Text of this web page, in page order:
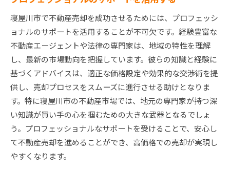
寝屋川市で不動産売却を成功させるためには、プロフェッシ
ョナルのサポートを活用することが不可欠です。経験豊富な
不動産エージェントや法律の専門家は、地域の特性を理解
し、最新の市場動向を把握しています。彼らの知識と経験に
基づくアドバイスは、適正な価格設定や効果的な交渉術を提
供し、売却プロセスをスムーズに進行させる助けとなりま
す。特に寝屋川市の不動産市場では、地元の専門家が持つ深
い知識が買い手の心を掴むための大きな武器となるでしょ
う。プロフェッショナルなサポートを受けることで、安心し
て不動産売却を進めることができ、高価格での売却が実現し
やすくなります。